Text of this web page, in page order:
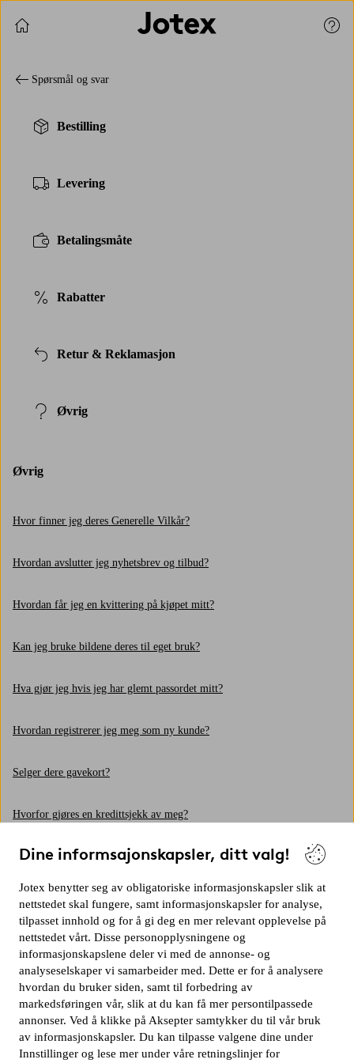
Dine informsajonskapsler, ditt valg!
Jotex benytter seg av obligatoriske informasjonskapsler slik at
nettstedet skal fungere, samt informasjonskapsler for analyse,
tilpasset innhold og for å gi deg en mer relevant opplevelse på
nettstedet vårt. Disse personopplysningene og
informasjonskapslene deler vi med de annonse- og
analyseselskaper vi samarbeider med. Dette er for å analysere
hvordan du bruker siden, samt til forbedring av
markedsføringen vår, slik at du kan få mer persontilpassede
annonser. Ved å klikke på Aksepter samtykker du til vår bruk
av informasjonskapsler. Du kan tilpasse valgene dine under
Innstillinger og lese mer under våre retningslinjer for
Fortsett å handle
Spørsmål og svar
Bestilling
Levering
Betalingsmåte
Rabatter
Retur & Reklamasjon
Øvrig
Øvrig
Hvor finner jeg deres Generelle Vilkår?
Hvordan avslutter jeg nyhetsbrev og tilbud?
Hvordan får jeg en kvittering på kjøpet mitt?
Kan jeg bruke bildene deres til eget bruk?
Hva gjør jeg hvis jeg har glemt passordet mitt?
Hvordan registrerer jeg meg som ny kunde?
Selger dere gavekort?
Hvorfor gjøres en kredittsjekk av meg?
Kan jeg vise produktene deres i mine sosiale medier-kanaler?
Har dere en butikk?
Vis mer
Vil du kontakte oss?